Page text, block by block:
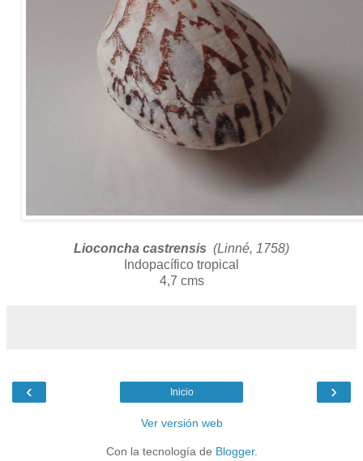
Lioconcha castrensis (Linné, 1758)
Indopacífico tropical
4,7 cms
‹ ›
Inicio
Ver versión web
Con la tecnología de Blogger.